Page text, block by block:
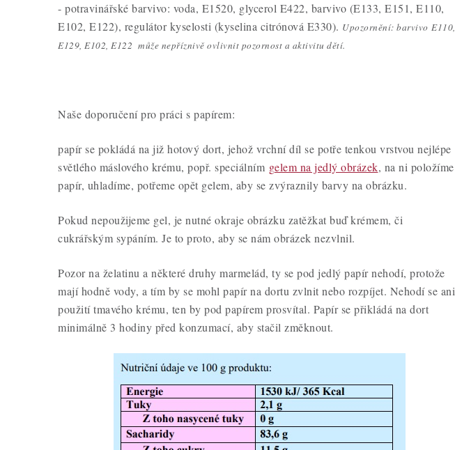
- potravinářské barvivo: voda, E1520, glycerol E422, barvivo (E133, E151, E110,
E102, E122), regulátor kyselosti (kyselina citrónová E330). Upozornění: barvivo E110,
E129, E102, E122 může nepříznivě ovlivnit pozornost a aktivitu dětí.
Naše doporučení pro práci s papírem:
papír se pokládá na již hotový dort, jehož vrchní díl se potře tenkou vrstvou nejlépe
světlého máslového krému, popř. speciálním gelem na jedlý obrázek, na ni položíme
papír, uhladíme, potřeme opět gelem, aby se zvýraznily barvy na obrázku.
Pokud nepoužijeme gel, je nutné okraje obrázku zatěžkat buď krémem, či
cukrářským sypáním. Je to proto, aby se nám obrázek nezvlnil.
Pozor na želatinu a některé druhy marmelád, ty se pod jedlý papír nehodí, protože
mají hodně vody, a tím by se mohl papír na dortu zvlnit nebo rozpíjet. Nehodí se ani
použití tmavého krému, ten by pod papírem prosvítal. Papír se přikládá na dort
minimálně 3 hodiny před konzumací, aby stačil změknout.